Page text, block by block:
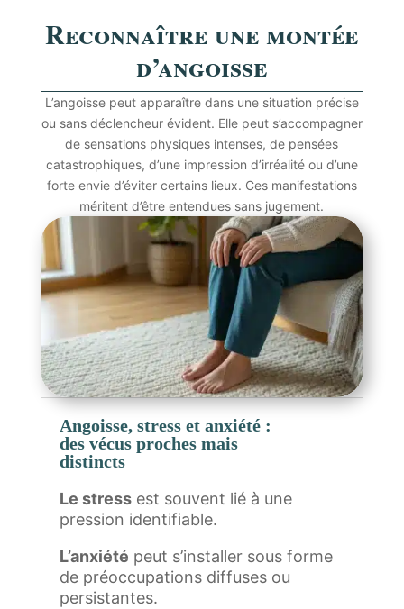
Reconnaître une montée
d’angoisse
L’angoisse peut apparaître dans une situation précise
ou sans déclencheur évident. Elle peut s’accompagner
de sensations physiques intenses, de pensées
catastrophiques, d’une impression d’irréalité ou d’une
forte envie d’éviter certains lieux. Ces manifestations
méritent d’être entendues sans jugement.
Angoisse, stress et anxiété :
des vécus proches mais
distincts
Le stressest souvent lié à une
pression identifiable.
L’anxiété peut s’installer sous forme
de préoccupations diffuses ou
persistantes.